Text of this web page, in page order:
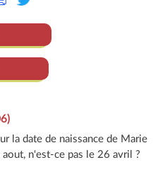
la date de naissance de Marie
n'est-ce pas le 26 avril ?